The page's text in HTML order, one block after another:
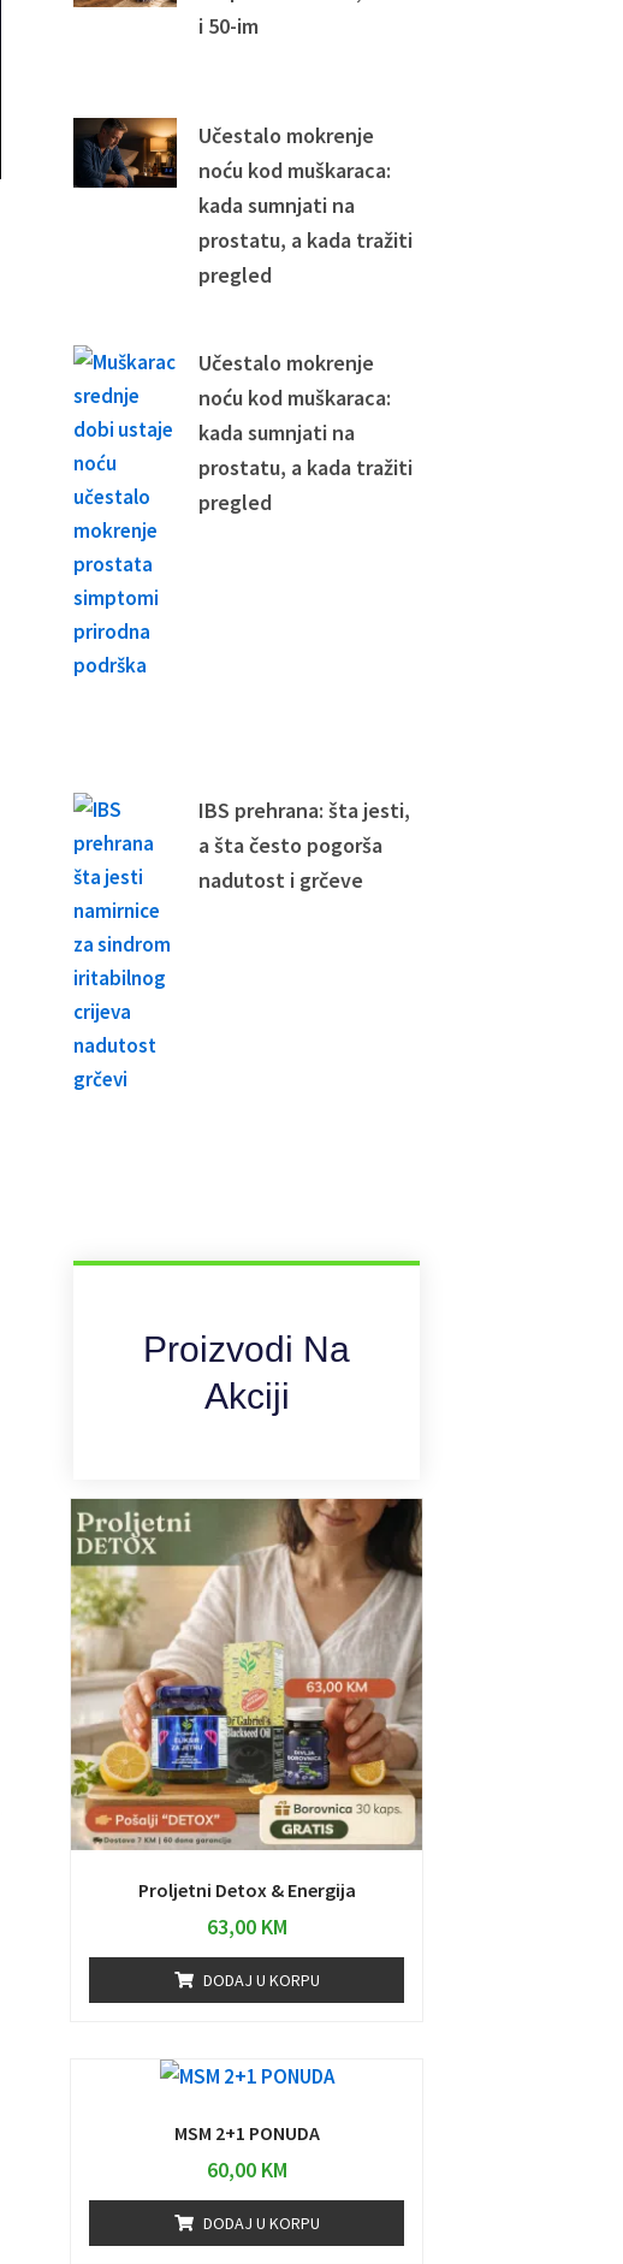
i 50-im
Učestalo mokrenje
noću kod muškaraca:
kada sumnjati na
prostatu, a kada tražiti
pregled
Učestalo mokrenje
noću kod muškaraca:
kada sumnjati na
prostatu, a kada tražiti
pregled
IBS prehrana: šta jesti,
a šta često pogorša
nadutost i grčeve
Proizvodi Na
Akciji
Proljetni Detox & Energija
63,00 KM
DODAJ U KORPU
MSM 2+1 PONUDA
60,00 KM
DODAJ U KORPU